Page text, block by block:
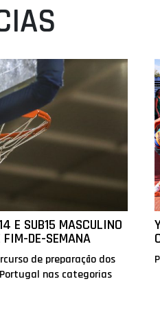
E SUB15 MASCULINO
FIM-DE-SEMANA
de preparação dos
nas categorias